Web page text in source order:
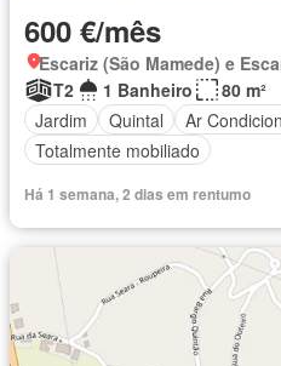
600 €/mês
Escariz (São Mamede) e
T2
1 Banheiro
80 m²
Jardim
Quintal Ar
Totalmente mobiliado
Há 1 semana, 2 dias em rentumo